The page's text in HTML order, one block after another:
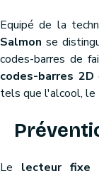
Equipé de la
Salmon se
codes-barres de
codes-barres 2D
tels que l'alcool, le
Le lecteur fixe